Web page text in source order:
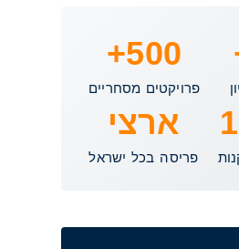
500+
פרויקטים מסחריים
ארצי
פריסה בכל ישראל